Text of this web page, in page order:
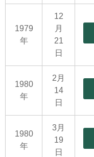
1979
年
12
月
21
日
1980
年
2月
14
日
1980
年
3月
19
日